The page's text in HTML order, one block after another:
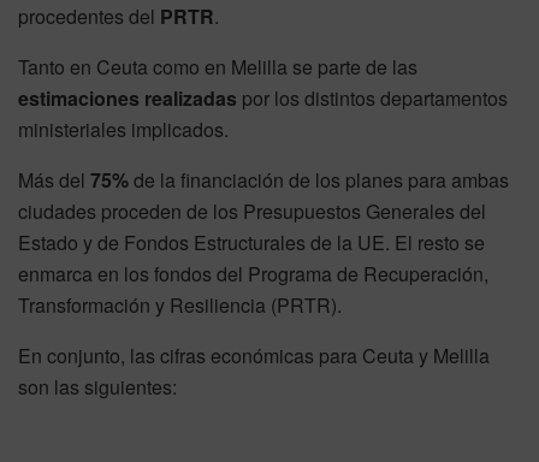
procedentes del PRTR.
Tanto en Ceuta como en Melilla se parte de las
estimaciones realizadas por los distintos departamentos
ministeriales implicados.
Más del 75%de la financiación de los planes para ambas
ciudades proceden de los Presupuestos Generales del
Estado y de Fondos Estructurales de la UE. El resto se
enmarca en los fondos del Programa de Recuperación,
Transformación y Resiliencia (PRTR).
En conjunto, las cifras económicas para Ceuta y Melilla
son las siguientes: